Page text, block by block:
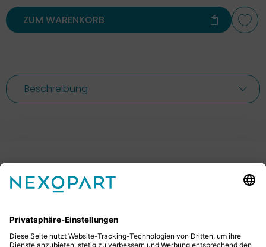
ZUM WARENKORB
Beschreibung
Ihr Kontakt zu uns.
schreiben uns eine E-Mail.
+49 2522 59084 0